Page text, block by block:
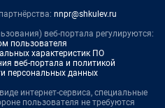
nnpr@shkulev.ru
веб-портала регулируются:
пользователя
характеристик ПО
веб-портала и политикой
персональных данных
интернет-сервиса, специальные
пользователя не требуются